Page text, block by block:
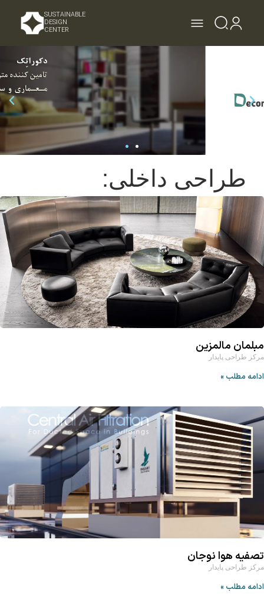
SUSTAINABLE
DESIGN
CENTER
طراحی داخلی:
مبلمان مالمزین
مرکز طراحی پایدار
ادامه مطلب »
تصفیه هوا نوجان
مرکز طراحی پایدار
ادامه مطلب »